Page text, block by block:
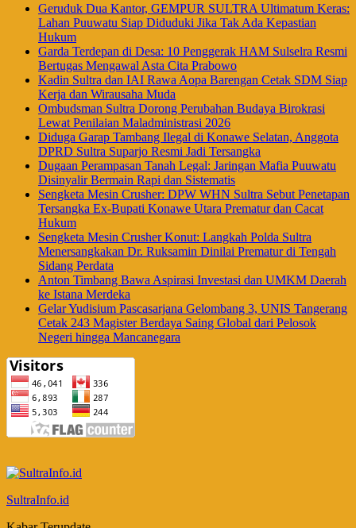
Geruduk Dua Kantor, GEMPUR SULTRA Ultimatum Keras:
Lahan Puuwatu Siap Diduduki Jika Tak Ada Kepastian
Hukum
Garda Terdepan di Desa: 10 Penggerak HAM Sulselra Resmi
Bertugas Mengawal Asta Cita Prabowo
Kadin Sultra dan IAI Rawa Aopa Barengan Cetak SDM Siap
Kerja dan Wirausaha Muda
Ombudsman Sultra Dorong Perubahan Budaya Birokrasi
Lewat Penilaian Maladministrasi 2026
Diduga Garap Tambang Ilegal di Konawe Selatan, Anggota
DPRD Sultra Suparjo Resmi Jadi Tersangka
Dugaan Perampasan Tanah Legal: Jaringan Mafia Puuwatu
Disinyalir Bermain Rapi dan Sistematis
Sengketa Mesin Crusher: DPW WHN Sultra Sebut Penetapan
Tersangka Ex-Bupati Konawe Utara Prematur dan Cacat
Hukum
Sengketa Mesin Crusher Konut: Langkah Polda Sultra
Menersangkakan Dr. Ruksamin Dinilai Prematur di Tengah
Sidang Perdata
Anton Timbang Bawa Aspirasi Investasi dan UMKM Daerah
ke Istana Merdeka
Gelar Yudisium Pascasarjana Gelombang 3, UNIS Tangerang
Cetak 243 Magister Berdaya Saing Global dari Pelosok
Negeri hingga Mancanegara
SultraInfo.id